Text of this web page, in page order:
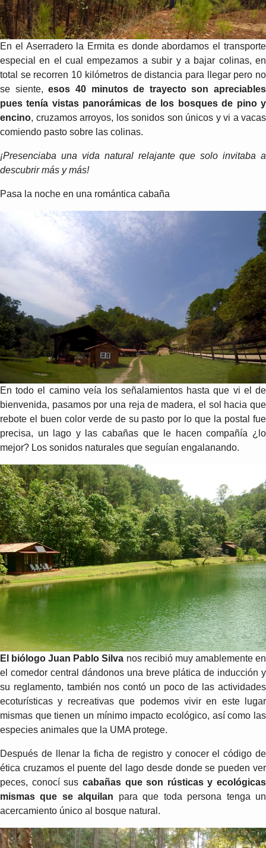
En el Aserradero la Ermita es donde abordamos el transporte
especial en el cual empezamos a subir y a bajar colinas, en
total se recorren 10 kilómetros de distancia para llegar pero no
se siente,esos 40 minutos de trayecto son apreciables
pues tenía vistas panorámicas de los bosques de pino y
encino, cruzamos arroyos, los sonidos son únicos y vi a vacas
comiendo pasto sobre las colinas.
¡Presenciaba una vida natural relajante que solo invitaba a
descubrir más y más!
Pasa la noche en una romántica cabaña
En todo el camino veía los señalamientos hasta que vi el de
bienvenida, pasamos por una reja de madera, el sol hacia que
rebote el buen color verde de su pasto por lo que la postal fue
precisa, un lago y las cabañas que le hacen compañía ¿lo
mejor? Los sonidos naturales que seguían engalanando.
El biólogo Juan Pablo Silva nos recibió muy amablemente en
el comedor central dándonos una breve plática de inducción y
su reglamento, también nos contó un poco de las actividades
ecoturísticas y recreativas que podemos vivir en este lugar
mismas que tienen un mínimo impacto ecológico, así como las
especies animales que la UMA protege.
Después de llenar la ficha de registro y conocer el código de
ética cruzamos el puente del lago desde donde se pueden ver
peces, conocí sus cabañas que son rústicas y ecológicas
mismas que se alquilan para que toda persona tenga un
acercamiento único al bosque natural.